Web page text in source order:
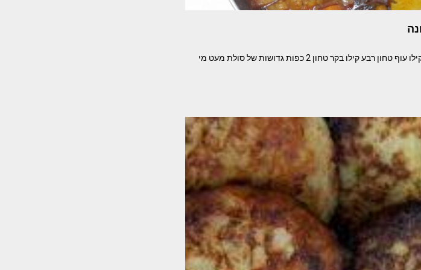
קציצות עוף וסולת ברוטב עם אפונה/קרן המצרכים – חצי קילו עוף טחון רבע קילו בקר טחון 2 כפות גדושות של סולת מעט מי